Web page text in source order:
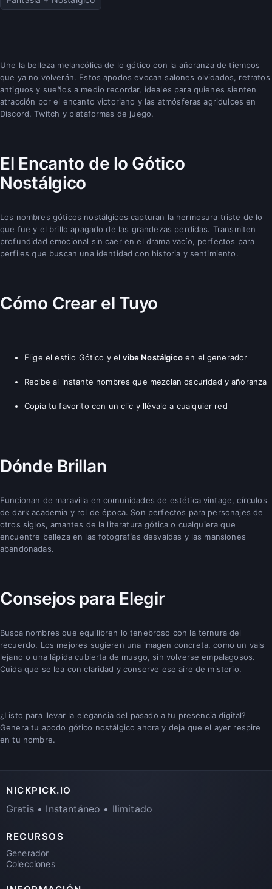
Une la belleza melancólica de lo gótico con la añoranza de tiempos
que ya no volverán. Estos apodos evocan salones olvidados, retratos
antiguos y sueños a medio recordar, ideales para quienes sienten
atracción por el encanto victoriano y las atmósferas agridulces en
Discord, Twitch y plataformas de juego.
El Encanto de lo Gótico
Nostálgico
Los nombres góticos nostálgicos capturan la hermosura triste de lo
que fue y el brillo apagado de las grandezas perdidas. Transmiten
profundidad emocional sin caer en el drama vacío, perfectos para
perfiles que buscan una identidad con historia y sentimiento.
Cómo Crear el Tuyo
Elige el estilo Gótico y elvibe Nostálgicoen el generador
Recibe al instante nombres que mezclan oscuridad y añoranza
Copia tu favorito con un clic y llévalo a cualquier red
Dónde Brillan
Funcionan de maravilla en comunidades de estética vintage, círculos
de dark academia y rol de época. Son perfectos para personajes de
otros siglos, amantes de la literatura gótica o cualquiera que
encuentre belleza en las fotografías desvaídas y las mansiones
abandonadas.
Consejos para Elegir
Busca nombres que equilibren lo tenebroso con la ternura del
recuerdo. Los mejores sugieren una imagen concreta, como un vals
lejano o una lápida cubierta de musgo, sin volverse empalagosos.
Cuida que se lea con claridad y conserve ese aire de misterio.
¿Listo para llevar la elegancia del pasado a tu presencia digital?
Genera tu apodo gótico nostálgico ahora y deja que el ayer respire
en tu nombre.
NICKPICK.IO
Gratis • Instantáneo • Ilimitado
RECURSOS
Generador
Colecciones